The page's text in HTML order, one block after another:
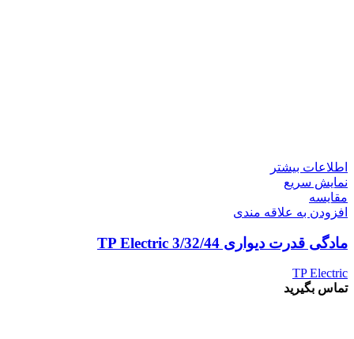
اطلاعات بیشتر
نمایش سریع
مقايسه
افزودن به علاقه مندی
مادگی قدرت دیواری 3/32/44 TP Electric
TP Electric
تماس بگیرید